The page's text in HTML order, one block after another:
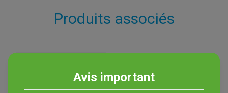
Produits associés
Avis important